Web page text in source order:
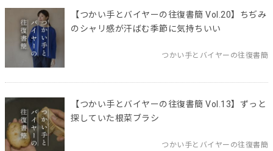
【つかい手とバイヤーの往復書簡 Vol.20】ちぢみ
のシャリ感が汗ばむ季節に気持ちいい
つかい手とバイヤーの往復書簡
【つかい手とバイヤーの往復書簡 Vol.13】ずっと
探していた根菜ブラシ
つかい手とバイヤーの往復書簡